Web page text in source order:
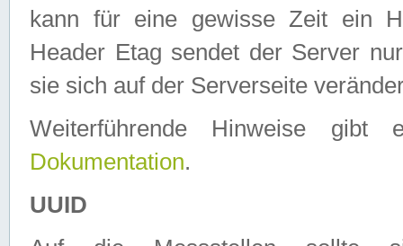
kann für eine gewisse Zeit ein
Header Etag sendet der Server
sie sich auf der Serverseite
Weiterführende Hinweise
Dokumentation.
UUID